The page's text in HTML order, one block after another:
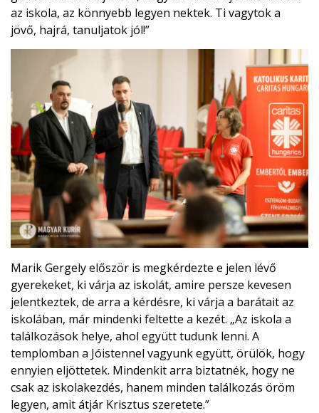
az iskola, az könnyebb legyen nektek. Ti vagytok a
jövő, hajrá, tanuljatok jól!”
Marik Gergely először is megkérdezte e jelen lévő
gyerekeket, ki várja az iskolát, amire persze kevesen
jelentkeztek, de arra a kérdésre, ki várja a barátait az
iskolában, már mindenki feltette a kezét. „Az iskola a
találkozások helye, ahol együtt tudunk lenni. A
templomban a Jóistennel vagyunk együtt, örülök, hogy
ennyien eljöttetek. Mindenkit arra biztatnék, hogy ne
csak az iskolakezdés, hanem minden találkozás öröm
legyen, amit átjár Krisztus szeretete.”